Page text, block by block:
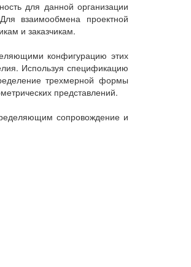
для данной организации
взаимообмена проектной
и заказчикам.
конфигурацию этих
Используя спецификацию
трехмерной формы
представлений.
сопровождение и